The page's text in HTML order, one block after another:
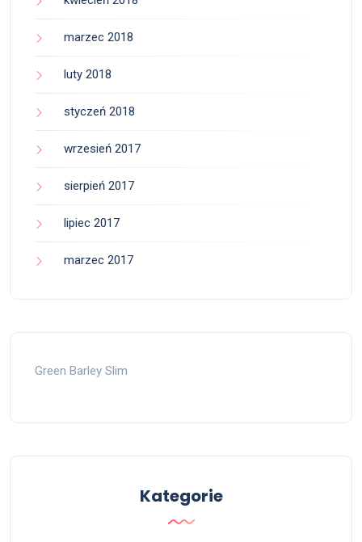
marzec 2018
luty 2018
styczeń 2018
wrzesień 2017
sierpień 2017
lipiec 2017
marzec 2017
Green Barley Slim
Kategorie